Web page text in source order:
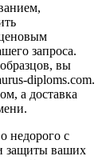
запроса.
вы
diploms.com.
а доставка
недорого с
защиты ваших